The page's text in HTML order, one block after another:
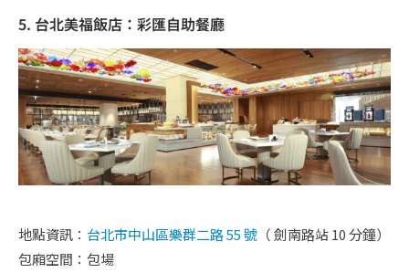
5. 台北美福飯店：彩匯自助餐廳
地點資訊： 台北市中山區樂群二路 55 號 （ 劍南路站 10 分鐘）
包廂空間：包場